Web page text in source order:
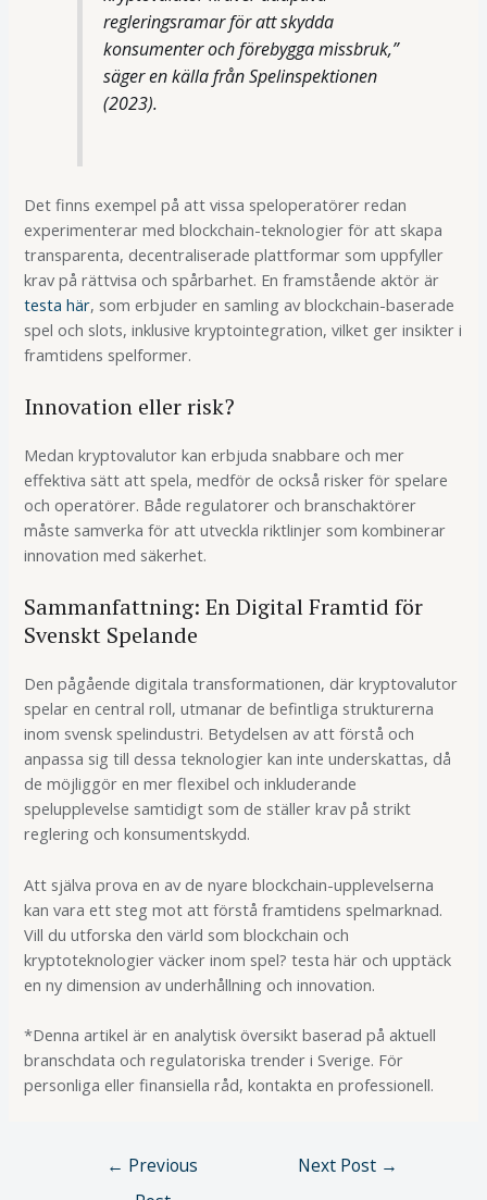
regleringsramar för att skydda
konsumenter och förebygga missbruk,”
säger en källa från Spelinspektionen
(2023).
Det finns exempel på att vissa speloperatörer redan
experimenterar med blockchain-teknologier för att skapa
transparenta, decentraliserade plattformar som uppfyller
krav på rättvisa och spårbarhet. En framstående aktör är
testa här, som erbjuder en samling av blockchain-baserade
spel och slots, inklusive kryptointegration, vilket ger insikter i
framtidens spelformer.
Innovation eller risk?
Medan kryptovalutor kan erbjuda snabbare och mer
effektiva sätt att spela, medför de också risker för spelare
och operatörer. Både regulatorer och branschaktörer
måste samverka för att utveckla riktlinjer som kombinerar
innovation med säkerhet.
Sammanfattning: En Digital Framtid för
Svenskt Spelande
Den pågående digitala transformationen, där kryptovalutor
spelar en central roll, utmanar de befintliga strukturerna
inom svensk spelindustri. Betydelsen av att förstå och
anpassa sig till dessa teknologier kan inte underskattas, då
de möjliggör en mer flexibel och inkluderande
spelupplevelse samtidigt som de ställer krav på strikt
reglering och konsumentskydd.
Att själva prova en av de nyare blockchain-upplevelserna
kan vara ett steg mot att förstå framtidens spelmarknad.
Vill du utforska den värld som blockchain och
kryptoteknologier väcker inom spel? testa här och upptäck
en ny dimension av underhållning och innovation.
*Denna artikel är en analytisk översikt baserad på aktuell
branschdata och regulatoriska trender i Sverige. För
personliga eller finansiella råd, kontakta en professionell.
← Previous
Next Post →